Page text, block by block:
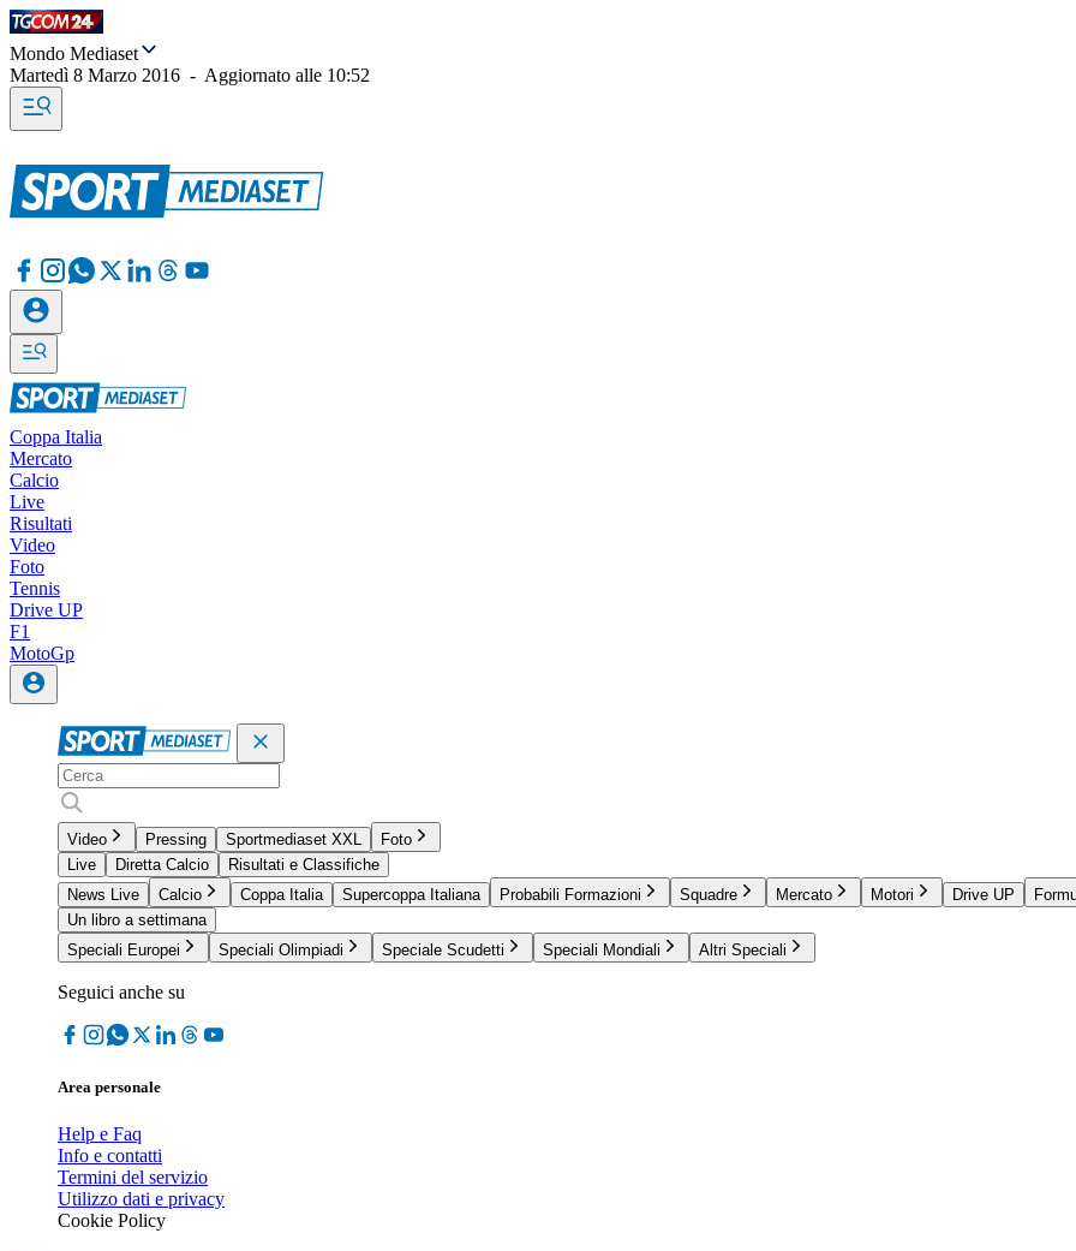
Mondo Mediaset
Martedì 8 Marzo 2016 - Aggiornato alle 10:52
Coppa Italia
Mercato
Calcio
Live
Risultati
Video
Foto
Tennis
Drive UP
F1
MotoGp
Video Pressing Sportmediaset XXL
Foto
Live
Diretta Calcio
Risultati e Classifiche
News Live
Calcio Coppa Italia Supercoppa Italiana Probabili Formazioni Squadre Mercato Motori Drive UP
Un libro a settimana
Speciali Europei
Speciali Olimpiadi Speciale Scudetti Speciali Mondiali Altri Speciali
Seguici anche su
Area personale
Help e Faq
Info e contatti
Termini del servizio
Utilizzo dati e privacy
Cookie Policy